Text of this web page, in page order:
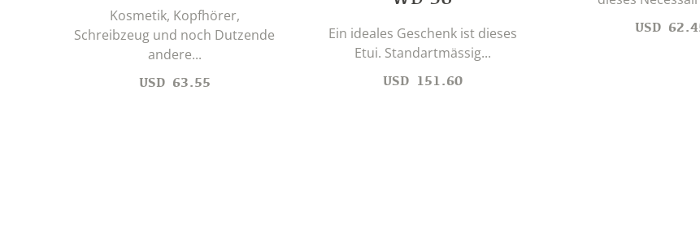
Kosmetik, Kopfhörer,
Schreibzeug und noch Dutzende
andere...
USD 63.55
Ein ideales Geschenk ist dieses
Etui. Standartmässig...
USD 151.60
USD